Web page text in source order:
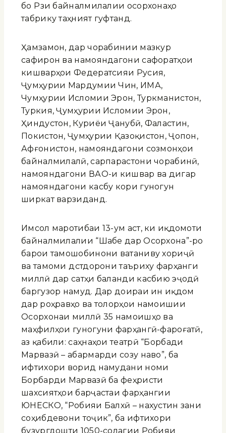
бо Рӯзи байналмилалии осорхонаҳо
табрику таҳният гуфтанд.
Ҳамзамон, дар чорабинии мазкур
сафирон ва намояндагони сафоратҳои
кишварҳои Федератсияи Русия,
Ҷумҳурии Мардумии Чин, ИМА,
Чумҳурии Исломии Эрон, Туркманистон,
Туркия, Ҷумҳурии Исломии Эрон,
Ҳиндустон, Куриёи Ҷанубӣ, Фаластин,
Покистон, Ҷумҳурии Қазоқистон, Ҷопон,
Афғонистон, намояндагони созмонҳои
байналмилалӣ, сарпарастони чорабинӣ,
намояндагони ВАО-и кишвар ва дигар
намояндагони касбу кори гуногун
ширкат варзиданд.
Имсол маротибаи 13-ум аст, ки иқдомоти
байналмилалии “Шабе дар Осорхона”-ро
барои тамошобинони ватаниву хориҷӣ
ва тамоми дӯстдорони таъриху фарҳанги
миллӣ дар сатҳи баланди касбию эҷодӣ
баргузор намуд. Дар доираи ин иқдом
дар роҳравҳо ва толорҳои намоишии
Осорхонаи миллӣ 35 намоишҳо ва
маҳфилҳои гуногуни фарҳангӣ-фароғатӣ,
аз қабили: саҳнаҳои театрӣ “Борбади
Марвазӣ – абармарди созу наво”, ба
ифтихори ворид намудани номи
Борбарди Марвазӣ ба феҳристи
шахсиятҳои барҷастаи фарҳангии
ЮНЕСКО, “Робияи Балхӣ – нахустин зани
соҳибдевони тоҷик”, ба ифтихори
бузургдошти 1050-солагии Робияи